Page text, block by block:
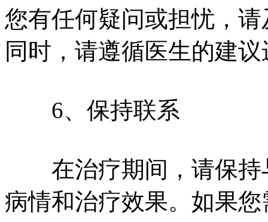
您有任何疑问或担忧，
同时，请遵循医生的建
6、保持联系
在治疗期间，请保持
病情和治疗效果。如果